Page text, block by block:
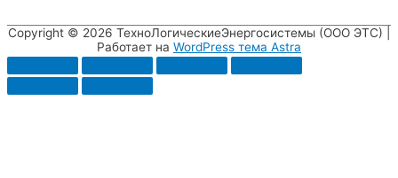
Copyright © 2026 ТехноЛогическиеЭнергосистемы (ООО ЭТС)
Работает на WordPress тема Astra